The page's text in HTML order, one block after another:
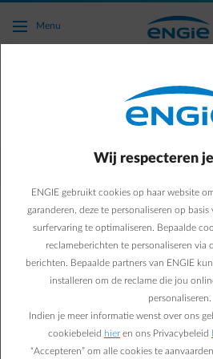
Ga naar de hoofdinhoud
Menu
Hoe verloopt een slimme
arrow-left Terug naar
Hier zijn de belangrijkste stappen van
Wanneer je het laden van je wagen
van ENGIE een signaal dat aangeeft dat
Het laden van de wagen zal
laadschema voor de laadsessie is
Geeft de Smart App niet meteen weer
komt omdat de communicatietijd per
tussen 1 en 5 minuten, mede
internetverbinding van het voertuig.
Wij respecteren
ENGIE gebruikt cookies op haar website
garanderen, deze te personaliseren op
surfervaring te optimaliseren. Bepaalde
reclameberichten te personaliseren via
berichten. Bepaalde partners van ENGIE
installeren om de reclame die jou
personaliseren.
Indien je meer informatie wenst over ons
cookiebeleid hier en ons Privacybeleid
“Accepteren” om alle cookies te